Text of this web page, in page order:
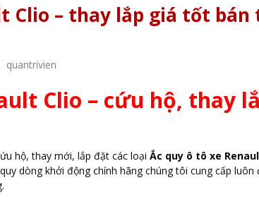
Clio – thay lắp giá tốt bán
quantrivien
Clio – cứu hộ, thay
hộ, thay mới, lắp đặt các loại Ắc quy ô tô xe
dòng khởi động chính hãng chúng tôi cung cấp